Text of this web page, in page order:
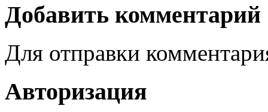
Добавить комментарий
Для отправки
Авторизация